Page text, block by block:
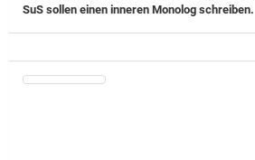
SuS sollen einen inneren Monolog schreiben.